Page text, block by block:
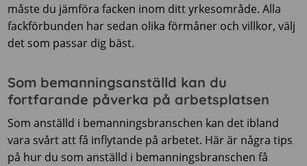
måste du jämföra facken inom ditt yrkesområde. Alla
fackförbunden har sedan olika förmåner och villkor, välj
det som passar dig bäst.
Som bemanningsanställd kan du
fortfarande påverka på arbetsplatsen
Som anställd i bemanningsbranschen kan det ibland
vara svårt att få inflytande på arbetet. Här är några tips
på hur du som anställd i bemanningsbranschen få